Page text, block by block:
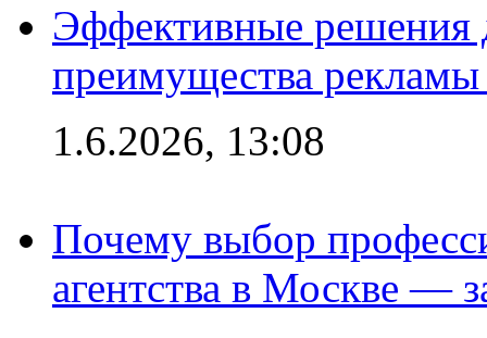
Эффективные решения
преимущества рекламы
1.6.2026, 13:08
Почему выбор
агентства в Москве —